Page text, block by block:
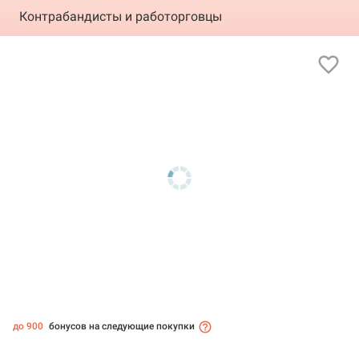
Контрабандисты и работорговцы
до 900 бонусов на следующие покупки